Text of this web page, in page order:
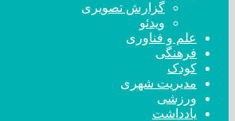
گزارش تصویری
ویدئو
علم و فناوری
فرهنگی
کودک
مدیریت شهری
ورزشی
یادداشت